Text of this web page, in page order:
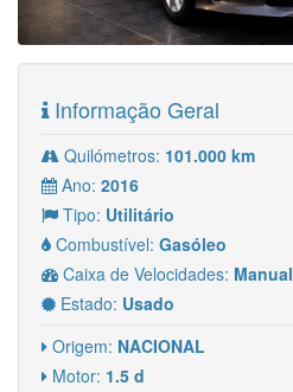
Informação Geral
Quilómetros: 101.000 km
Ano: 2016
Tipo: Utilitário
Combustível: Gasóleo
Caixa de Velocidades: Manual
Estado: Usado
Origem: NACIONAL
Motor: 1.5 d